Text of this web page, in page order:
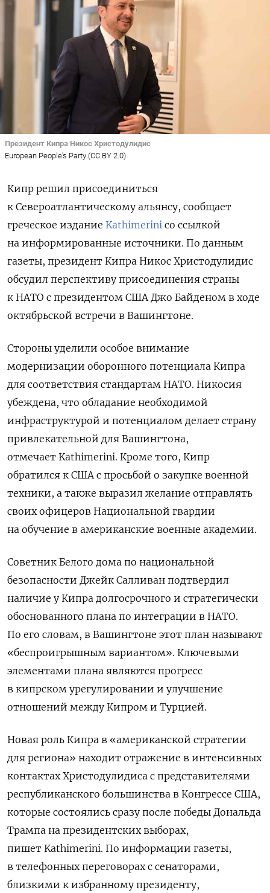
Президент Кипра Никос Христодулидис
European People's Party (CC BY 2.0)
Кипр решил присоединиться
к Североатлантическому альянсу, сообщает
греческое издание Kathimerini со ссылкой
на информированные источники. По данным
газеты, президент Кипра Никос Христодулидис
обсудил перспективу присоединения страны
к НАТО с президентом США Джо Байденом в ходе
октябрьской встречи в Вашингтоне.
Стороны уделили особое внимание
модернизации оборонного потенциала Кипра
для соответствия стандартам НАТО. Никосия
убеждена, что обладание необходимой
инфраструктурой и потенциалом делает страну
привлекательной для Вашингтона,
отмечает Kathimerini. Кроме того, Кипр
обратился к США с просьбой о закупке военной
техники, а также выразил желание отправлять
своих офицеров Национальной гвардии
на обучение в американские военные академии.
Советник Белого дома по национальной
безопасности Джейк Салливан подтвердил
наличие у Кипра долгосрочного и стратегически
обоснованного плана по интеграции в НАТО.
По его словам, в Вашингтоне этот план называют
«беспроигрышным вариантом». Ключевыми
элементами плана являются прогресс
в кипрском урегулировании и улучшение
отношений между Кипром и Турцией.
Новая роль Кипра в «американской стратегии
для региона» находит отражение в интенсивных
контактах Христодулидиса с представителями
республиканского большинства в Конгрессе США,
которые состоялись сразу после победы Дональда
Трампа на президентских выборах,
пишет Kathimerini. По информации газеты,
в телефонных переговорах с сенаторами,
близкими к избранному президенту,